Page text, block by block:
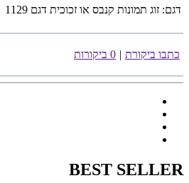
דגם: זוג תמונות קנבס או זכוכית דגם 1129
כתבו ביקורת | 0 ביקורות
BEST SELLER